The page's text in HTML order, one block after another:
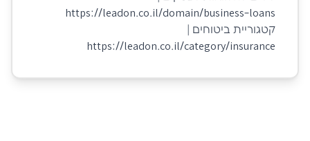
https://leadon.co.il/domain/business-loans
קטגוריית ביטוחים |
https://leadon.co.il/category/insurance